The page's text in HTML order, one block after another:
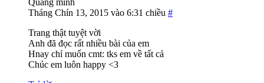
Quang minh
Tháng Chín 13, 2015 vào 6:31 chiều #
Trang thật tuyệt vời
Anh đã đọc rất nhiều bài của em
Hnay chỉ muốn cmt: tks em về tất cả
Chúc em luôn happy <3